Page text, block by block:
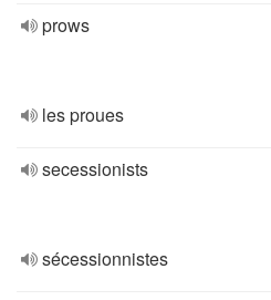
prows
les proues
secessionists
sécessionnistes